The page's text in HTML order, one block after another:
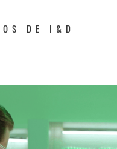
DE I&D